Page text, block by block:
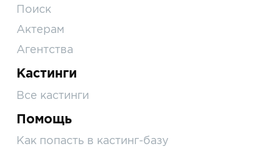
Поиск
Актерам
Агентства
Кастинги
Все кастинги
Помощь
Как попасть в кастинг-базу